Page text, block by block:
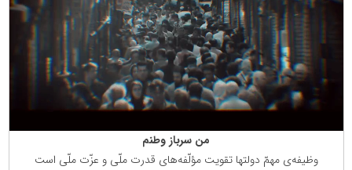
من سرباز وطنم
وظیفه‌ی مهمّ دولتها تقویت مؤلّفه‌های قدرت ملّی و عزّت ملّی است